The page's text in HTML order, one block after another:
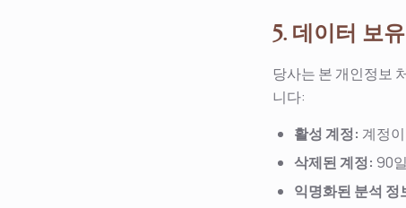
5. 데이터 보유
당사는 본 개인정보
니다:
활성 계정: 계정
삭제된 계정: 90
익명화된 분석 정